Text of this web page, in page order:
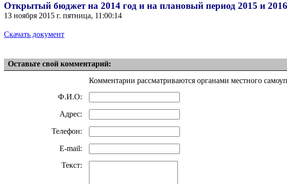
Открытый бюджет на 2014 год и на плановый период 2015 и
13 ноября 2015 г. пятница, 11:00:14
Скачать документ
Оставьте свой комментарий:
Комментарии рассматриваются органами местного
Ф.И.О:
Адрес:
Телефон:
E-mail:
Текст: